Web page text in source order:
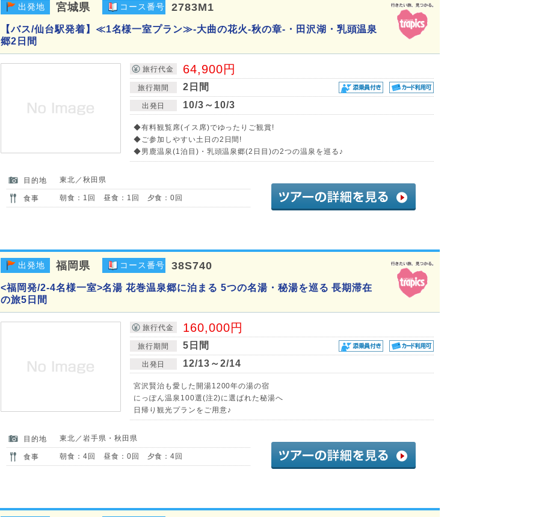
出発地 宮城県 コース番号 2783M1
【バス/仙台駅発着】≪1名様一室プラン≫-大曲の花火-秋の章-・田沢湖・乳頭温泉
郷2日間
旅行代金 64,900円
旅行期間 2日間
出発日 10/3～10/3
◆有料観覧席(イス席)でゆったりご観賞!
◆ご参加しやすい土日の2日間!
◆男鹿温泉(1泊目)・乳頭温泉郷(2日目)の2つの温泉を巡る♪
目的地 東北／秋田県
食事 朝食：1回 昼食：1回 夕食：0回
出発地 福岡県 コース番号 38S740
<福岡発/2-4名様一室>名湯 花巻温泉郷に泊まる 5つの名湯・秘湯を巡る 長期滞在
の旅5日間
旅行代金 160,000円
旅行期間 5日間
出発日 12/13～2/14
宮沢賢治も愛した開湯1200年の湯の宿
にっぽん温泉100選(注2)に選ばれた秘湯へ
日帰り観光プランをご用意♪
目的地 東北／岩手県・秋田県
食事 朝食：4回 昼食：0回 夕食：4回